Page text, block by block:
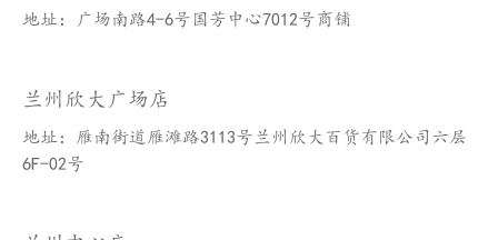
地址：广场南路4-6号国芳中心7012号商铺
兰州欣大广场店
地址：雁南街道雁滩路3113号兰州欣大百货有限公司六层
6F-02号